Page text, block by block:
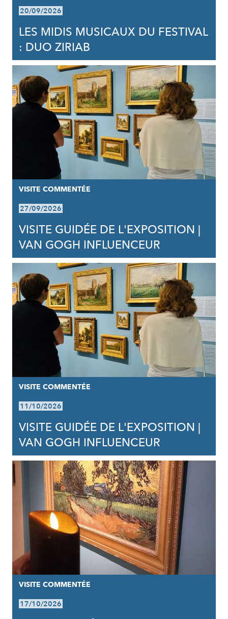
20/09/2026
LES MIDIS MUSICAUX DU FESTIVAL
: DUO ZIRIAB
VISITE COMMENTÉE
27/09/2026
VISITE GUIDÉE DE L'EXPOSITION |
VAN GOGH INFLUENCEUR
VISITE COMMENTÉE
11/10/2026
VISITE GUIDÉE DE L'EXPOSITION |
VAN GOGH INFLUENCEUR
VISITE COMMENTÉE
17/10/2026